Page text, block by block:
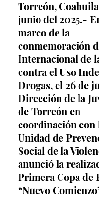
Torreón,
junio del 2025.-
marco de la
conmemoración
Internacional de
contra el Uso
Drogas, el 26 de
Dirección de la
de Torreón en
coordinación con
Unidad de
Social de la
anunció la
Primera Copa de
“Nuevo